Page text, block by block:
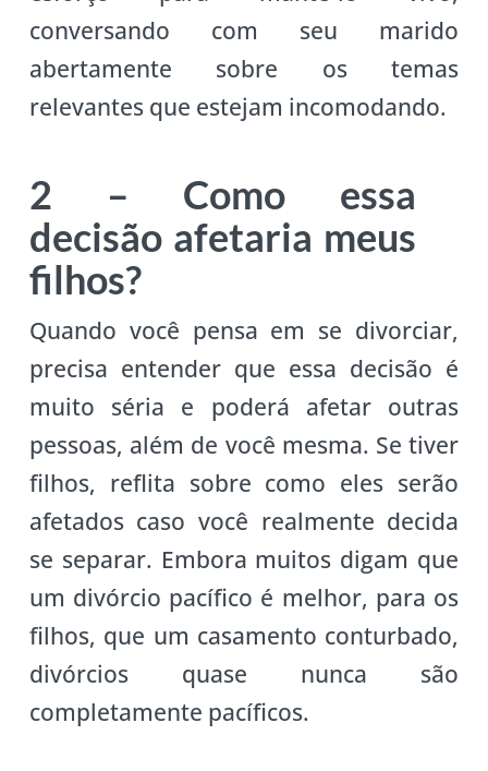
conversando com seu marido
abertamente sobre os temas
relevantes que estejam incomodando.
2 – Como essa
decisão afetaria meus
filhos?
Quando você pensa em se divorciar,
precisa entender que essa decisão é
muito séria e poderá afetar outras
pessoas, além de você mesma. Se tiver
filhos, reflita sobre como eles serão
afetados caso você realmente decida
se separar. Embora muitos digam que
um divórcio pacífico é melhor, para os
filhos, que um casamento conturbado,
divórcios quase nunca são
completamente pacíficos.